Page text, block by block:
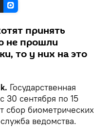
принять
не прошли
то у них на это
Государственная
30 сентября по 15
сбор биометрических
ведомства.